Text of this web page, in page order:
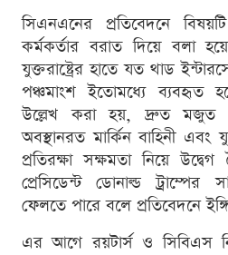
সিএনএনের প্রতিবেদনে
কর্মকর্তার বরাত দিয়ে বলা
যুক্তরাষ্ট্রের হাতে যত থাড
পঞ্চমাংশ ইতোমধ্যে ব্যবহৃত
উল্লেখ করা হয়, দ্রুত মজুত
অবস্থানরত মার্কিন বাহিনী এবং
প্রতিরক্ষা সক্ষমতা নিয়ে
প্রেসিডেন্ট ডোনাল্ড ট্রাম্পের
ফেলতে পারে বলে প্রতিবেদনে
এর আগে রয়টার্স ও সিবিএস